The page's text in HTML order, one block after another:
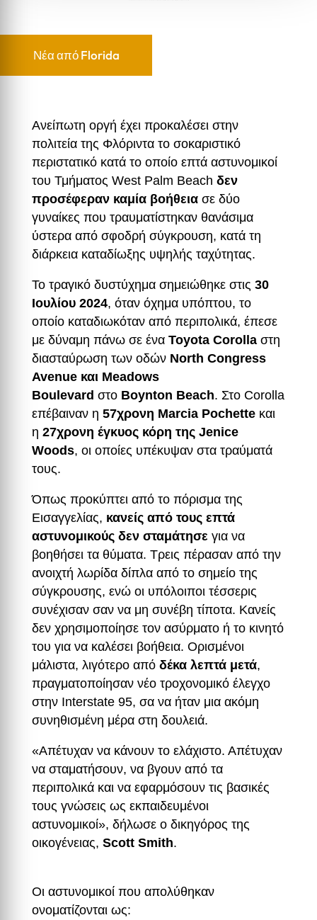
Νέα από Florida
Ανείπωτη οργή έχει προκαλέσει στην
πολιτεία της Φλόριντα το σοκαριστικό
περιστατικό κατά το οποίο επτά αστυνομικοί
του Τμήματος West Palm Beach δεν
προσέφεραν καμία βοήθειασε δύο
γυναίκες που τραυματίστηκαν θανάσιμα
ύστερα από σφοδρή σύγκρουση, κατά τη
διάρκεια καταδίωξης υψηλής ταχύτητας.
Το τραγικό δυστύχημα σημειώθηκε στις 30
Ιουλίου 2024, όταν όχημα υπόπτου, το
οποίο καταδιωκόταν από περιπολικά, έπεσε
με δύναμη πάνω σε ένα Toyota Corollaστη
διασταύρωση των οδών North Congress
Avenue και Meadows
Boulevard στο Boynton Beach. Στο Corolla
επέβαιναν η 57χρονη Marcia Pochetteκαι
η 27χρονη έγκυος κόρη της Jenice
Woods, οι οποίες υπέκυψαν στα τραύματά
τους.
Όπως προκύπτει από το πόρισμα της
Εισαγγελίας, κανείς από τους επτά
αστυνομικούς δεν σταμάτησε για να
βοηθήσει τα θύματα. Τρεις πέρασαν από την
ανοιχτή λωρίδα δίπλα από το σημείο της
σύγκρουσης, ενώ οι υπόλοιποι τέσσερις
συνέχισαν σαν να μη συνέβη τίποτα. Κανείς
δεν χρησιμοποίησε τον ασύρματο ή το κινητό
του για να καλέσει βοήθεια. Ορισμένοι
μάλιστα, λιγότερο από δέκα λεπτά μετά,
πραγματοποίησαν νέο τροχονομικό έλεγχο
στην Interstate 95, σα να ήταν μια ακόμη
συνηθισμένη μέρα στη δουλειά.
«Απέτυχαν να κάνουν το ελάχιστο. Απέτυχαν
να σταματήσουν, να βγουν από τα
περιπολικά και να εφαρμόσουν τις βασικές
τους γνώσεις ως εκπαιδευμένοι
αστυνομικοί», δήλωσε ο δικηγόρος της
οικογένειας, Scott Smith.
Οι αστυνομικοί που απολύθηκαν
ονοματίζονται ως: